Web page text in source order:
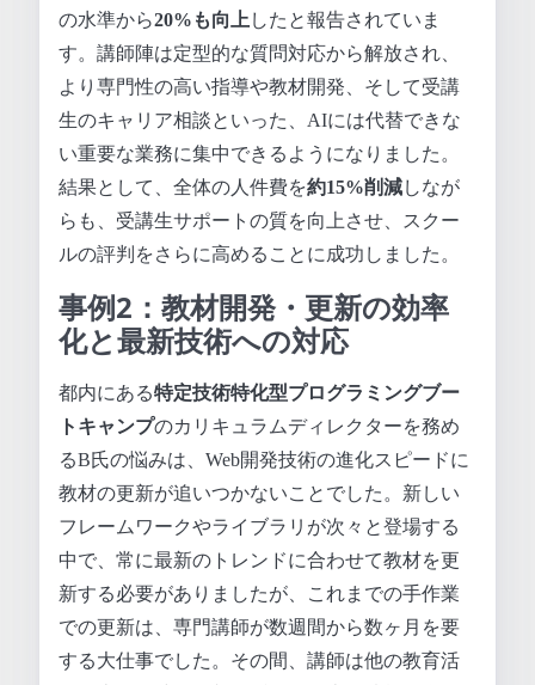
の水準から20%も向上 したと報告されていま
す。講師陣は定型的な質問対応から解放され、
より専門性の高い指導や教材開発、そして受講
生のキャリア相談といった、AIには代替できな
い重要な業務に集中できるようになりました。
結果として、全体の人件費を約15%削減しなが
らも、受講生サポートの質を向上させ、スクー
ルの評判をさらに高めることに成功しました。
事例2：教材開発・更新の効率
化と最新技術への対応
都内にある特定技術特化型プログラミングブー
トキャンプのカリキュラムディレクターを務め
るB氏の悩みは、Web開発技術の進化スピードに
教材の更新が追いつかないことでした。新しい
フレームワークやライブラリが次々と登場する
中で、常に最新のトレンドに合わせて教材を更
新する必要がありましたが、これまでの手作業
での更新は、専門講師が数週間から数ヶ月を要
する大仕事でした。その間、講師は他の教育活